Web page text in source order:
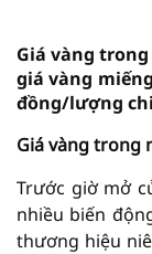
Giá vàng
giá vàng
đồng/lượng
Giá vàng trong
Trước giờ mở
nhiều biến
thương hiệu